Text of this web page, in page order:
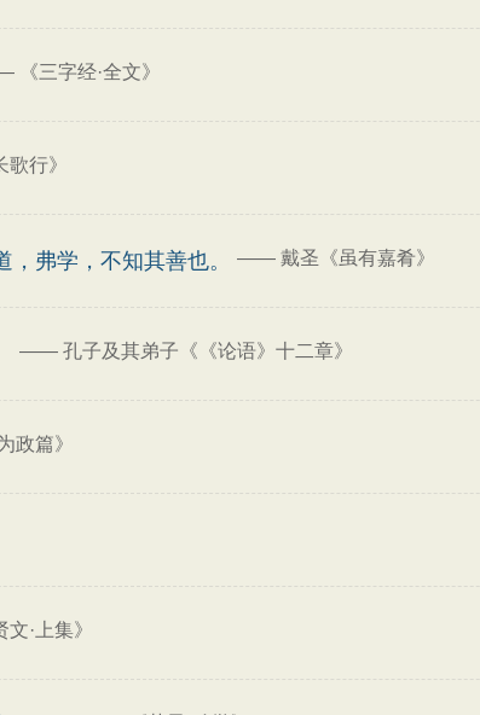
《三字经·全文》
行》
弗学，不知其善也。 —— 戴圣《虽有嘉肴》
—— 孔子及其弟子《《论语》十二章》
政篇》
文·上集》